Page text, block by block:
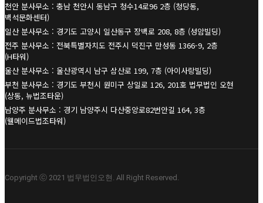
천안 분사무소 : 충남 천안시 동남구 청수14로96 2층 (청당동,
백석문화센터)
일산 분사무소 : 경기도 고양시 일산동구 장백로 208, 8층 (성암빌딩)
전주 분사무소 : 전북특별자치도 전주시 덕진구 만성동 1366-9, 2층
(H타워)
울산 분사무소 : 울산광역시 남구 삼산로 199, 7층 (아이사랑빌딩)
부천 분사무소 : 경기도 부천시 원미구 상일로 126, 201호 법무법인 오현
(상동, 뉴법조타운)
남양주 분사무소 : 경기 남양주시 다산중앙로82번안길 164, 3층
(웰메이드법조타워)
Copyright ⓒ 2021 법무법인오현. All Right Reserved.